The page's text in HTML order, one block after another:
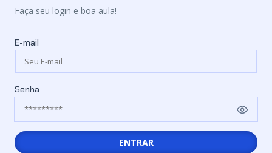
Faça seu login e boa aula!
E-mail
Senha
ENTRAR